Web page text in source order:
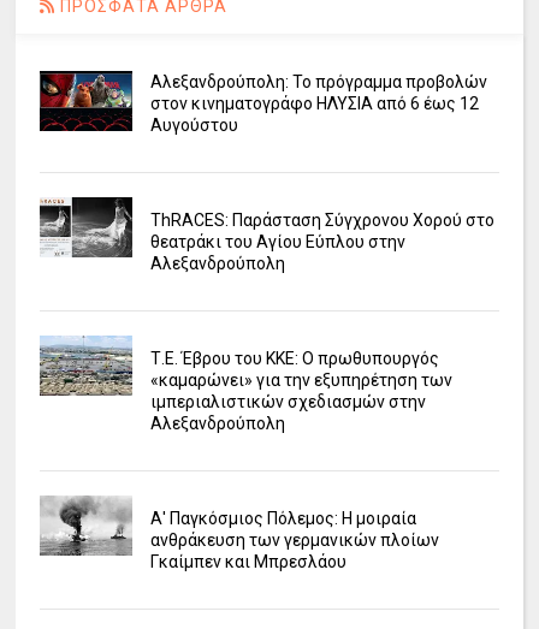
ΠΡΟΣΦΑΤΑ ΑΡΘΡΑ
Αλεξανδρούπολη: Το πρόγραμμα προβολών
στον κινηματογράφο ΗΛΥΣΙΑ από 6 έως 12
Αυγούστου
ΤhRACES: Παράσταση Σύγχρονου Χορού στο
θεατράκι του Αγίου Εύπλου στην
Αλεξανδρούπολη
Τ.Ε. Έβρου του ΚΚΕ: Ο πρωθυπουργός
«καμαρώνει» για την εξυπηρέτηση των
ιμπεριαλιστικών σχεδιασμών στην
Αλεξανδρούπολη
Α' Παγκόσμιος Πόλεμος: Η μοιραία
ανθράκευση των γερμανικών πλοίων
Γκαίμπεν και Μπρεσλάου